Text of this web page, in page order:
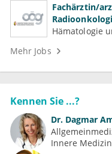
Fachärztin/
Hämatologie
Mehr Jobs
Kennen Sie ...?
Dr. Dagmar
Innere Medizin